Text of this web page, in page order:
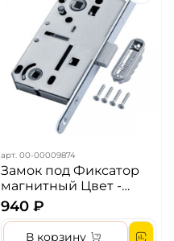
арт. 00-00009874
Замок под Фиксатор
магнитный Цвет -
Никель/Хром
940 ₽
В корзину